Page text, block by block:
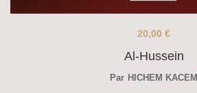
Al-Hussein
20,00 €
Par HICHEM KACEM